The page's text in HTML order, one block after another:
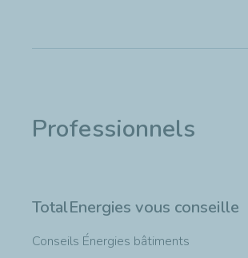
Professionnels
TotalEnergies vous conseille
Conseils Énergies bâtiments